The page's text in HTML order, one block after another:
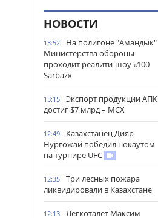
НОВОСТИ
13:52
На полигоне "Амандык"
Министерства обороны
проходит реалити-шоу «100
Sarbaz»
13:15
Экспорт продукции АПК
достиг $7 млрд – МСХ
12:49
Казахстанец Дияр
Нургожай победил нокаутом
на турнире UFC
12:35
Три лесных пожара
ликвидировали в Казахстане
12:13
Легкоталет Максим